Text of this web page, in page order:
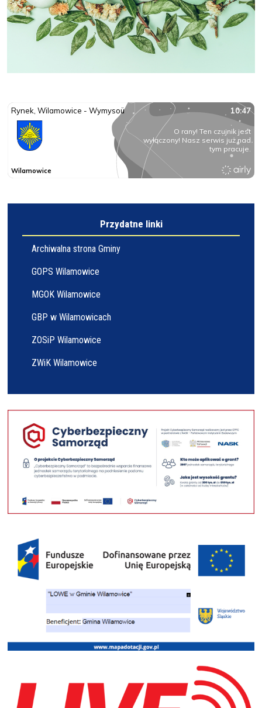
Przydatne linki
Archiwalna strona Gminy
GOPS Wilamowice
MGOK Wilamowice
GBP w Wilamowicach
ZOSiP Wilamowice
ZWiK Wilamowice